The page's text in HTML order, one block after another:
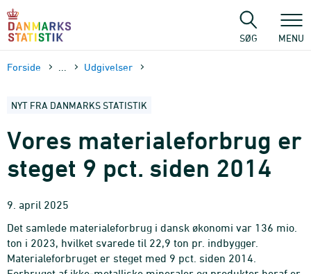
sidens
SØG MENU
Forside Udgivelser
NYT FRA DANMARKS STATISTIK
Vores materialeforbrug er
steget 9 pct. siden 2014
9. april 2025
Det samlede materialeforbrug i dansk økonomi var 136 mio.
ton i 2023, hvilket svarede til 22,9 ton pr. indbygger.
Materialeforbruget er steget med 9 pct. siden 2014.